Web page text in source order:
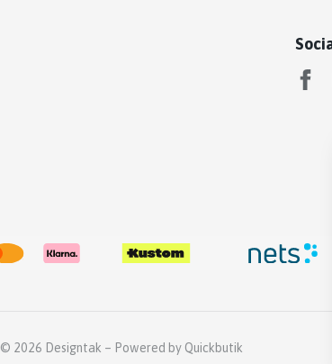
© 2026 Designtak – Powered by Quickbutik